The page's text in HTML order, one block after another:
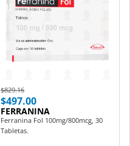
Price reduced from
$829.16to
$497.00
FERRANINA
Ferranina Fol 100mg/800mcg, 30
Tabletas.